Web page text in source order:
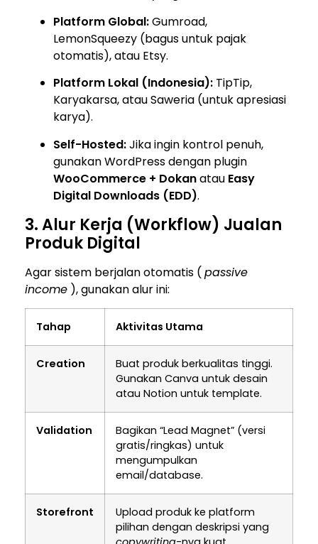
Platform Global:Gumroad,
LemonSqueezy (bagus untuk pajak
otomatis), atau Etsy.
Platform Lokal (Indonesia): TipTip,
Karyakarsa, atau Saweria (untuk apresiasi
karya).
Self-Hosted:Jika ingin kontrol penuh,
gunakan WordPress dengan plugin
WooCommerce + Dokanatau Easy
Digital Downloads (EDD).
3. Alur Kerja (Workflow) Jualan
Produk Digital
Agar sistem berjalan otomatis (passive
income ), gunakan alur ini:
Tahap Aktivitas Utama
Creation
Buat produk berkualitas tinggi.
Gunakan Canva untuk desain
atau Notion untuk template.
Validation
Bagikan “Lead Magnet” (versi
gratis/ringkas) untuk
mengumpulkan
email/database.
Storefront
Upload produk ke platform
pilihan dengan deskripsi yang